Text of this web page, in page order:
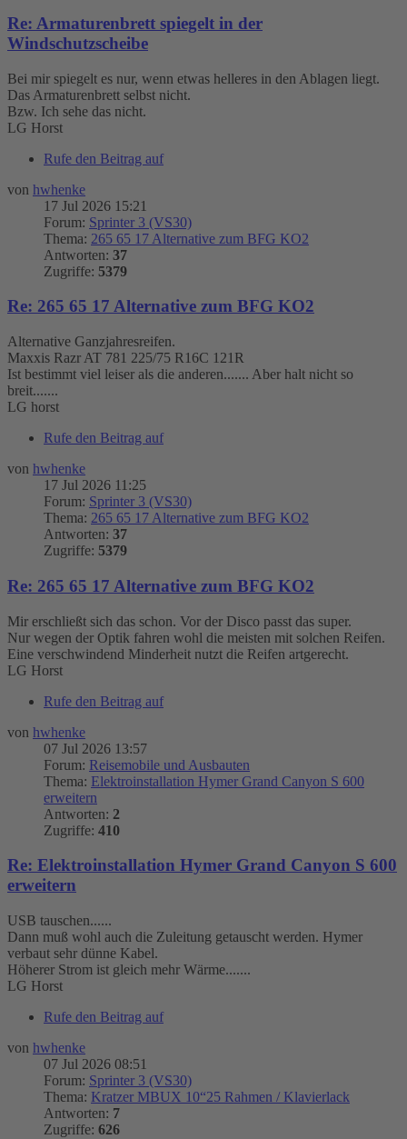
Re: Armaturenbrett spiegelt in der
Windschutzscheibe
Bei mir spiegelt es nur, wenn etwas helleres in den Ablagen liegt.
Das Armaturenbrett selbst nicht.
Bzw. Ich sehe das nicht.
LG Horst
Rufe den Beitrag auf
von hwhenke
17 Jul 2026 15:21
Forum: Sprinter 3 (VS30)
Thema: 265 65 17 Alternative zum BFG KO2
Antworten: 37
Zugriffe: 5379
Re: 265 65 17 Alternative zum BFG KO2
Alternative Ganzjahresreifen.
Maxxis Razr AT 781 225/75 R16C 121R
Ist bestimmt viel leiser als die anderen....... Aber halt nicht so
breit.......
LG horst
Rufe den Beitrag auf
von hwhenke
17 Jul 2026 11:25
Forum: Sprinter 3 (VS30)
Thema: 265 65 17 Alternative zum BFG KO2
Antworten: 37
Zugriffe: 5379
Re: 265 65 17 Alternative zum BFG KO2
Mir erschließt sich das schon. Vor der Disco passt das super.
Nur wegen der Optik fahren wohl die meisten mit solchen Reifen.
Eine verschwindend Minderheit nutzt die Reifen artgerecht.
LG Horst
Rufe den Beitrag auf
von hwhenke
07 Jul 2026 13:57
Forum: Reisemobile und Ausbauten
Thema: Elektroinstallation Hymer Grand Canyon S 600
erweitern
Antworten: 2
Zugriffe: 410
Re: Elektroinstallation Hymer Grand Canyon S 600
erweitern
USB tauschen......
Dann muß wohl auch die Zuleitung getauscht werden. Hymer
verbaut sehr dünne Kabel.
Höherer Strom ist gleich mehr Wärme.......
LG Horst
Rufe den Beitrag auf
von hwhenke
07 Jul 2026 08:51
Forum: Sprinter 3 (VS30)
Thema: Kratzer MBUX 10“25 Rahmen / Klavierlack
Antworten: 7
Zugriffe: 626